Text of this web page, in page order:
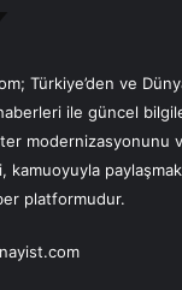
Türkiye’den ve
ile güncel
modernizasyonunu
kamuoyuyla
platformudur.